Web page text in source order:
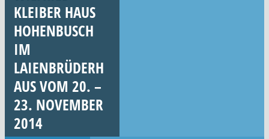
KLEIBER HAUS
HOHENBUSCH
IM
LAIENBRÜDERH
AUS VOM 20. –
23. NOVEMBER
2014